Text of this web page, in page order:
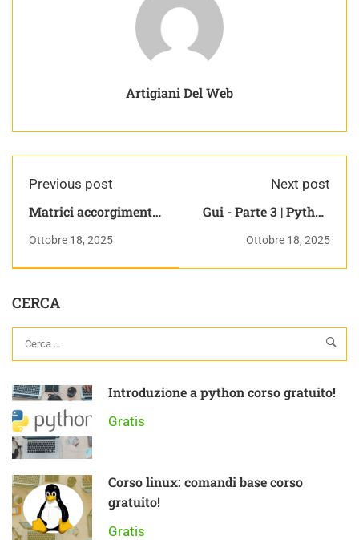
Artigiani Del Web
Previous post
Matrici accorgimenti
Pratico
Ottobre 18, 2025
Next post
Gui - Parte 3 | Python
Ottobre 18, 2025
CERCA
Introduzione a python corso gratuito!
Gratis
Corso linux: comandi base corso
gratuito!
Gratis